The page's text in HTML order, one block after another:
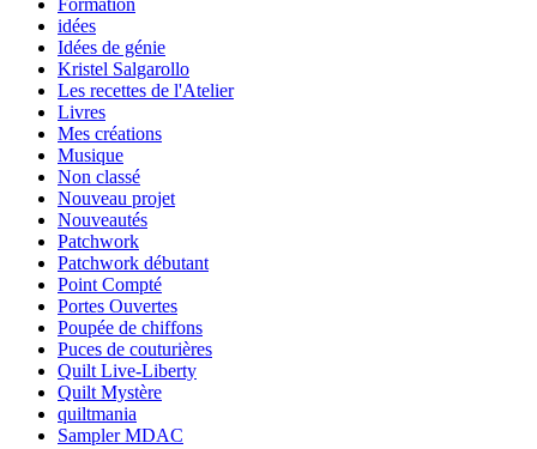
Formation
idées
Idées de génie
Kristel Salgarollo
Les recettes de l'Atelier
Livres
Mes créations
Musique
Non classé
Nouveau projet
Nouveautés
Patchwork
Patchwork débutant
Point Compté
Portes Ouvertes
Poupée de chiffons
Puces de couturières
Quilt Live-Liberty
Quilt Mystère
quiltmania
Sampler MDAC